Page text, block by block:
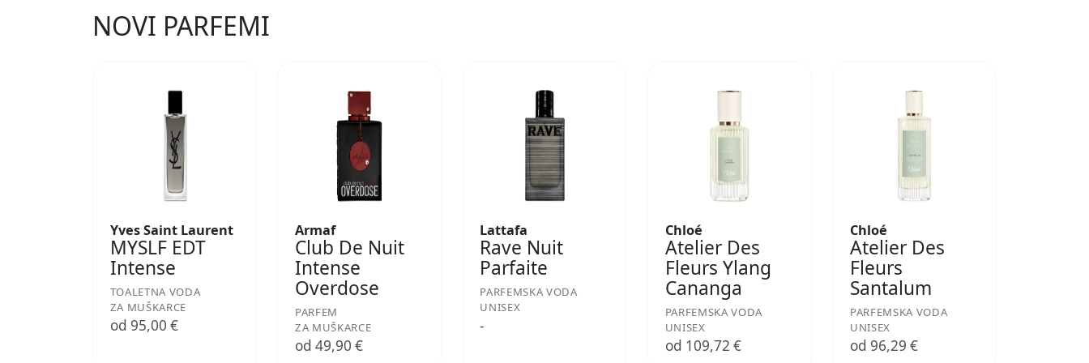
NOVI PARFEMI
Yves Saint Laurent
MYSLF EDT
Intense
TOALETNA VODA
ZA MUŠKARCE
od 95,00 €
Armaf
Club De Nuit
Intense
Overdose
PARFEM
ZA MUŠKARCE
od 49,90 €
Lattafa
Rave Nuit
Parfaite
PARFEMSKA VODA
UNISEX
-
Chloé
Atelier Des
Fleurs Ylang
Cananga
PARFEMSKA VODA
UNISEX
od 109,72 €
Chloé
Atelier Des
Fleurs
Santalum
PARFEMSKA VODA
UNISEX
od 96,29 €